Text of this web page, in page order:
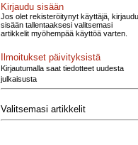
Kirjaudu sisään
Jos olet rekisteröitynyt käyttäjä, kirjaudu
sisään tallentaaksesi valitsemasi
artikkelit myöhempää käyttöä varten.
Ilmoitukset päivityksistä
Kirjautumalla saat tiedotteet uudesta
julkaisusta
Valitsemasi artikkelit